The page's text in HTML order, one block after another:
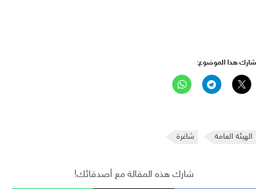
شارك هذا الموضوع:
الهيئة العامة شاغرة
شارك هذه المقالة مع أصدقائك!